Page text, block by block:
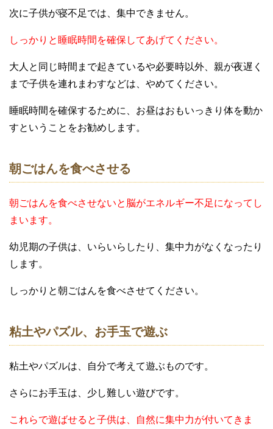
次に子供が寝不足では、集中できません。
しっかりと睡眠時間を確保してあげてください。
大人と同じ時間まで起きているや必要時以外、親が夜遅く
まで子供を連れまわすなどは、やめてください。
睡眠時間を確保するために、お昼はおもいっきり体を動か
すということをお勧めします。
朝ごはんを食べさせる
朝ごはんを食べさせないと脳がエネルギー不足になってし
まいます。
幼児期の子供は、いらいらしたり、集中力がなくなったり
します。
しっかりと朝ごはんを食べさせてください。
粘土やパズル、お手玉で遊ぶ
粘土やパズルは、自分で考えて遊ぶものです。
さらにお手玉は、少し難しい遊びです。
これらで遊ばせると子供は、自然に集中力が付いてきま